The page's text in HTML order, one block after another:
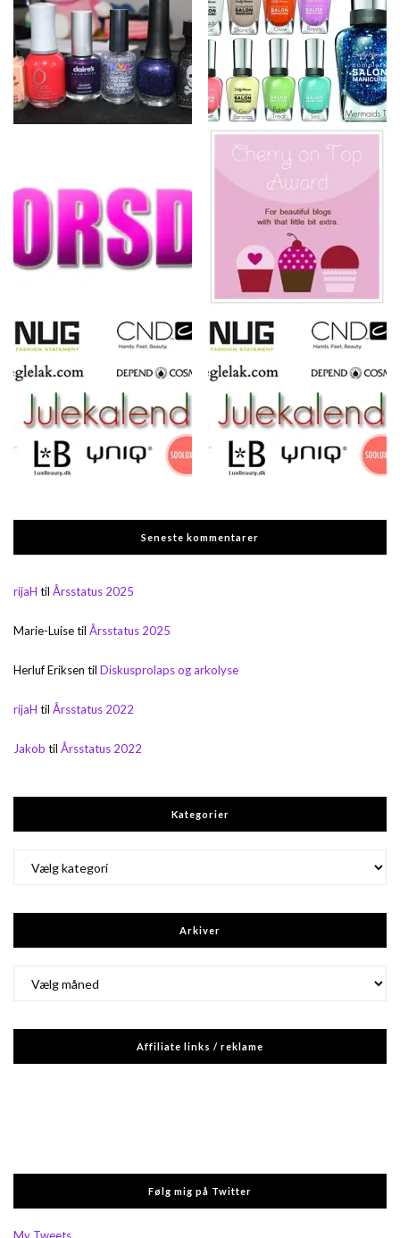
Seneste kommentarer
rijaH til Årsstatus 2025
Marie-Luisetil Årsstatus 2025
Herluf Eriksen til Diskusprolaps og arkolyse
rijaH til Årsstatus 2022
Jakob til Årsstatus 2022
Kategorier
Arkiver
Affiliate links / reklame
Følg mig på Twitter